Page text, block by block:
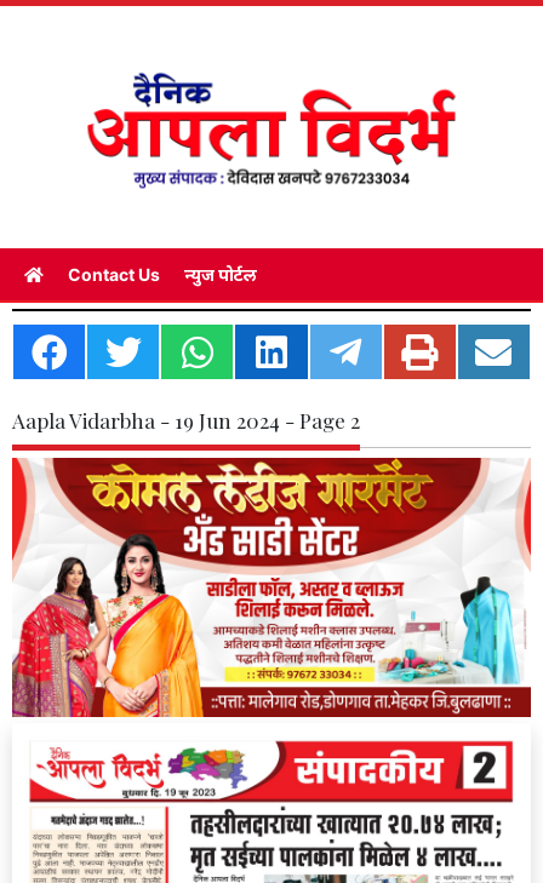
Contact Us न्युज पोर्टल
Aapla Vidarbha - 19 Jun 2024 - Page 2